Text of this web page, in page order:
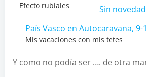
Efecto rubiales
Sin
País Vasco en Autocaravana,
Mis vacaciones con mis tetes
Y como no podía ser …. de otra